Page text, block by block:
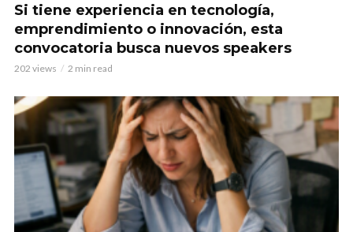
Si tiene experiencia en tecnología,
emprendimiento o innovación, esta
convocatoria busca nuevos speakers
202 views 2 min read